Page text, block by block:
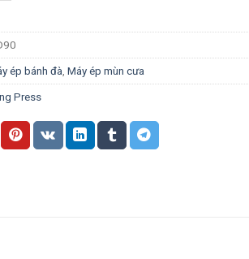
ép bánh đà, Máy ép mùn cưa
Press